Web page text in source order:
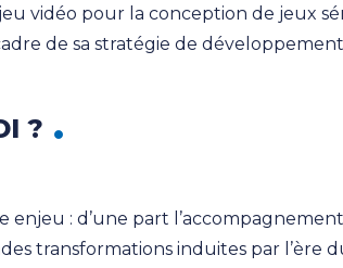
vidéo pour la conception de jeux
de sa stratégie de
?
enjeu : d’une part
transformations induites par l’ère